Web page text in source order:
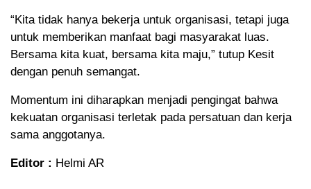
“Kita tidak hanya bekerja untuk organisasi, tetapi juga
untuk memberikan manfaat bagi masyarakat luas.
Bersama kita kuat, bersama kita maju,” tutup Kesit
dengan penuh semangat.
Momentum ini diharapkan menjadi pengingat bahwa
kekuatan organisasi terletak pada persatuan dan kerja
sama anggotanya.
Editor : Helmi AR